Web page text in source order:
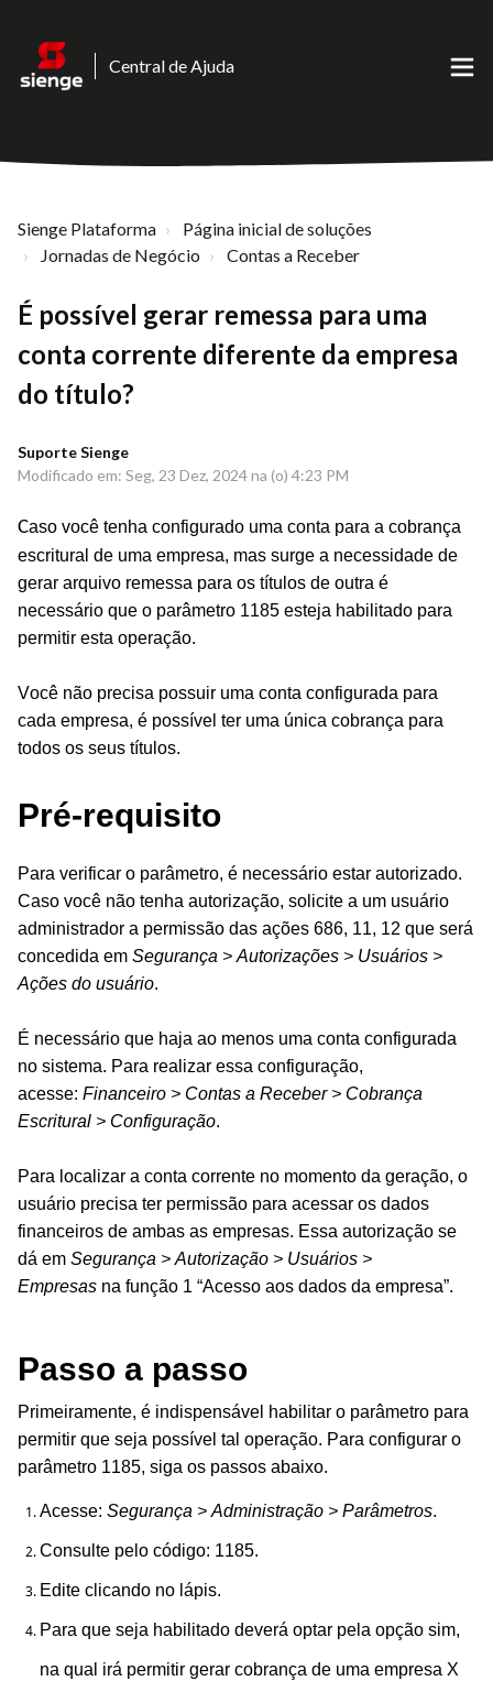
Central de Ajuda
Sienge Plataforma
Página inicial de soluções
Jornadas de Negócio
Contas a Receber
É possível gerar remessa para uma
conta corrente diferente da empresa
do título?
Suporte Sienge
Modificado em: Seg, 23 Dez, 2024 na (o) 4:23 PM
Caso você tenha configurado uma conta para a cobrança
escritural de uma empresa, mas surge a necessidade de
gerar arquivo remessa para os títulos de outra é
necessário que o parâmetro 1185 esteja habilitado para
permitir esta operação.
Você não precisa possuir uma conta configurada para
cada empresa, é possível ter uma única cobrança para
todos os seus títulos.
Pré-requisito
Para verificar o parâmetro, é necessário estar autorizado.
Caso você não tenha autorização, solicite a um usuário
administrador a permissão das ações 686, 11, 12 que será
concedida em Segurança > Autorizações > Usuários >
Ações do usuário.
É necessário que haja ao menos uma conta configurada
no sistema. Para realizar essa configuração,
acesse: Financeiro > Contas a Receber > Cobrança
Escritural > Configuração.
Para localizar a conta corrente no momento da geração, o
usuário precisa ter permissão para acessar os dados
financeiros de ambas as empresas. Essa autorização se
dá em Segurança > Autorização > Usuários >
Empresas na função 1 “Acesso aos dados da empresa”.
Passo a passo
Primeiramente, é indispensável habilitar o parâmetro para
permitir que seja possível tal operação. Para configurar o
parâmetro 1185, siga os passos abaixo.
Acesse: Segurança > Administração > Parâmetros.
Consulte pelo código: 1185.
Edite clicando no lápis.
Para que seja habilitado deverá optar pela opção sim,
na qual irá permitir gerar cobrança de uma empresa X